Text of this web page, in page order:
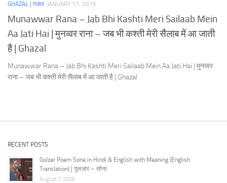
GHAZAL | ग़ज़ल JANUARY 17, 2015
Munawwar Rana – Jab Bhi Kashti Meri Sailaab Mein
Aa Jati Hai | मुनव्वर राना – जब भी कश्ती मेरी सैलाब में आ जाती
है | Ghazal
Munawwar Rana – Jab Bhi Kashti Meri Sailaab Mein Aa Jati Hai | मुनव्वर
राना – जब भी कश्ती मेरी सैलाब में आ जाती है | Ghazal
RECENT POSTS
Gulzar Poem Sona in Hindi & English with Meaning (English
Translation) | गुलज़ार – सोना
August 7, 2026